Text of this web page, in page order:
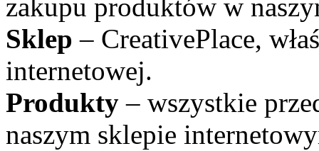
zakupu produktów w
Sklep – CreativePlace,
internetowej.
Produkty – wszystkie
naszym sklepie